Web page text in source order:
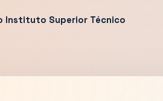
Instituto Superior Técnico